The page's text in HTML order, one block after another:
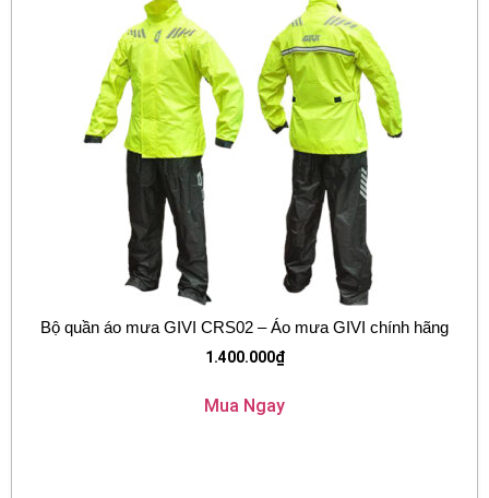
Bộ quần áo mưa GIVI CRS02 – Áo mưa GIVI chính hãng
1.400.000₫
Mua Ngay